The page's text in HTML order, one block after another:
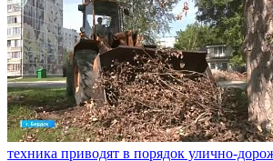
техника приводят в порядок